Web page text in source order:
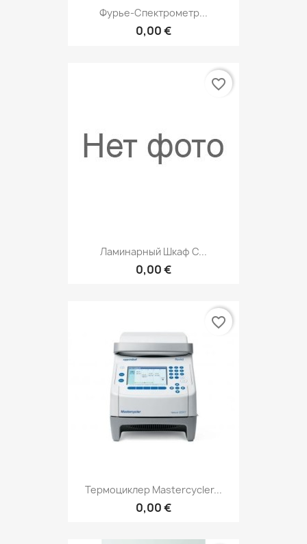
Фурье-Спектрометр...
0,00 €
Ламинарный Шкаф С...
0,00 €
favorite_border
Термоциклер Mastercycler...
0,00 €
favorite_border